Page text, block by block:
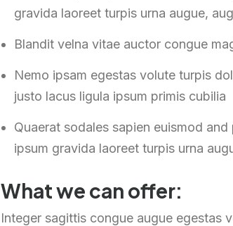
gravida laoreet turpis urna augue,
Blandit velna vitae auctor congue
Nemo ipsam egestas volute turpis
justo lacus ligula ipsum primis cubilia
Quaerat sodales sapien euismod
ipsum gravida laoreet turpis urna
What we can offer:
Integer sagittis congue augue egestas